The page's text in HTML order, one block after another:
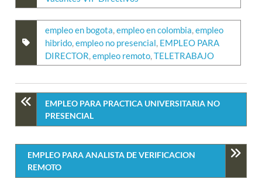
empleo en bogota,empleo en colombia,empleo
hibrido,empleo no presencial, EMPLEO PARA
DIRECTOR,empleo remoto,TELETRABAJO
EMPLEO PARA PRACTICA UNIVERSITARIA NO
PRESENCIAL
EMPLEO PARA ANALISTA DE VERIFICACION
REMOTO